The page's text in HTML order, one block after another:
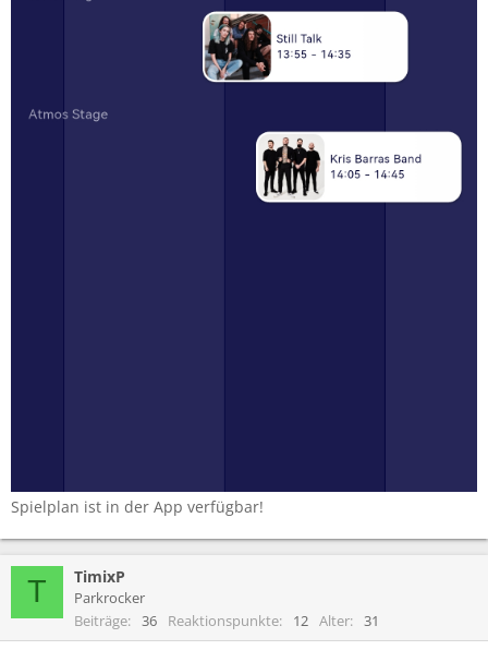
Spielplan ist in der App verfügbar!
T TimixP
Parkrocker
Beiträge
36 Reaktionspunkte 12 Alter 31